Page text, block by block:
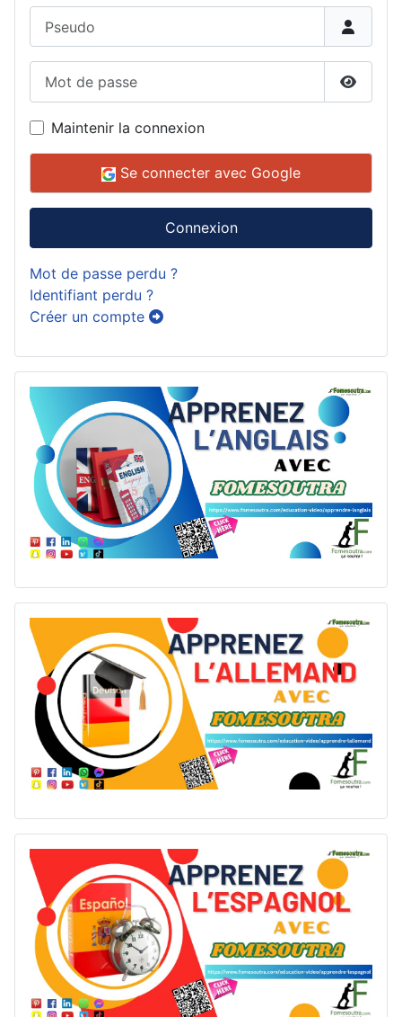
Maintenir la connexion
Se connecter avec Google
Connexion
Mot de passe perdu ?
Identifiant perdu ?
Créer un compte